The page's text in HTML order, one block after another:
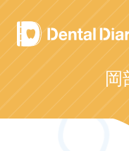
Skip
to
content